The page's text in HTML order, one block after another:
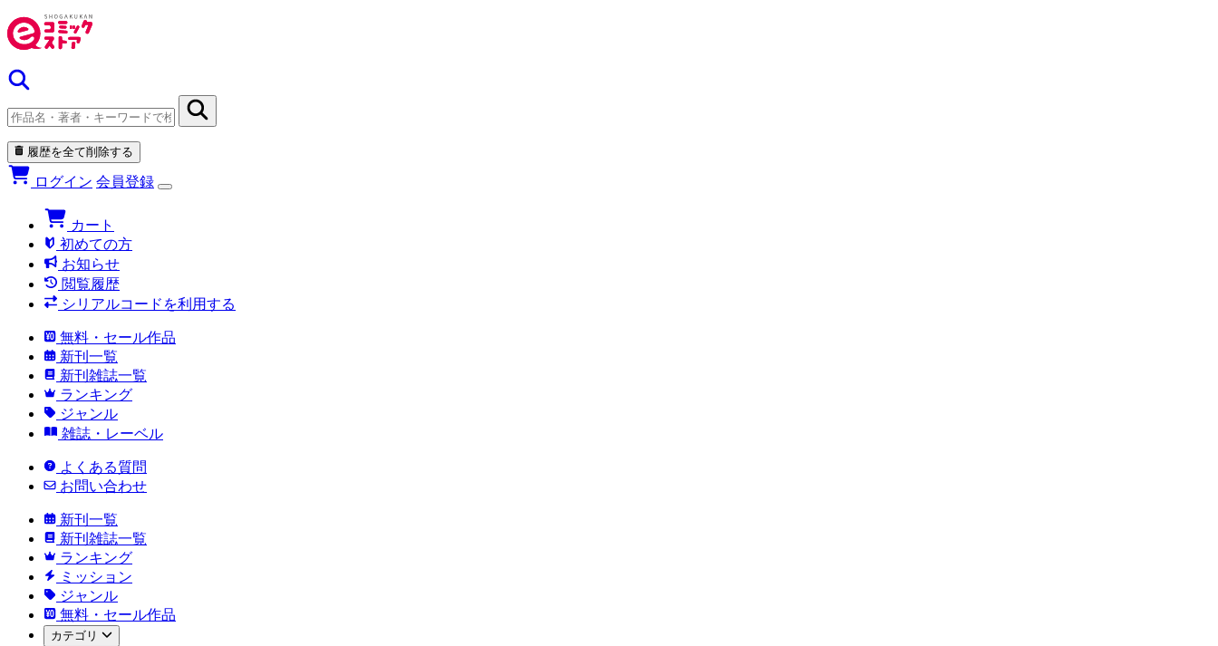
履歴を全て削除する
ログイン 会員登録
カート
初めての方
お知らせ
閲覧履歴
シリアルコードを利用する
無料・セール作品
新刊一覧
新刊雑誌一覧
ランキング
ジャンル
雑誌・レーベル
よくある質問
お問い合わせ
新刊一覧
新刊雑誌一覧
ランキング
ミッション
ジャンル
無料・セール作品
カテゴリ